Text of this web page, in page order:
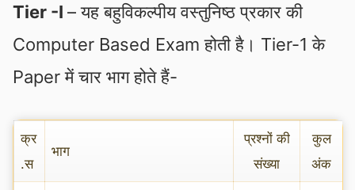
Tier -I – यह बहुविकल्पीय वस्तुनिष्ठ प्रकार की
Computer Based Exam होती है। Tier-1 के
Paper में चार भाग होते हैं-
क्र
.स
भाग
प्रश्नों की
संख्या
कुल
अंक